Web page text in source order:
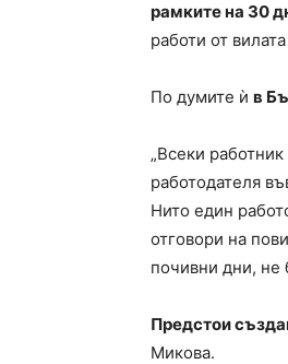
рамките на 30
работи от
По думите ѝ в
„Всеки
работодателя
Нито един
отговори на
почивни дни, не
Предстои
Микова.